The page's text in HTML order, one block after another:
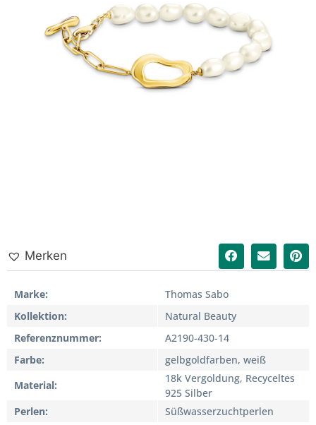
Merken
Marke
Thomas Sabo
Kollektion
Natural Beauty
Referenznummer
A2190-430-14
Farbe
gelbgoldfarben, weiß
Material
18k Vergoldung, Recyceltes
925 Silber
Perlen
Süßwasserzuchtperlen